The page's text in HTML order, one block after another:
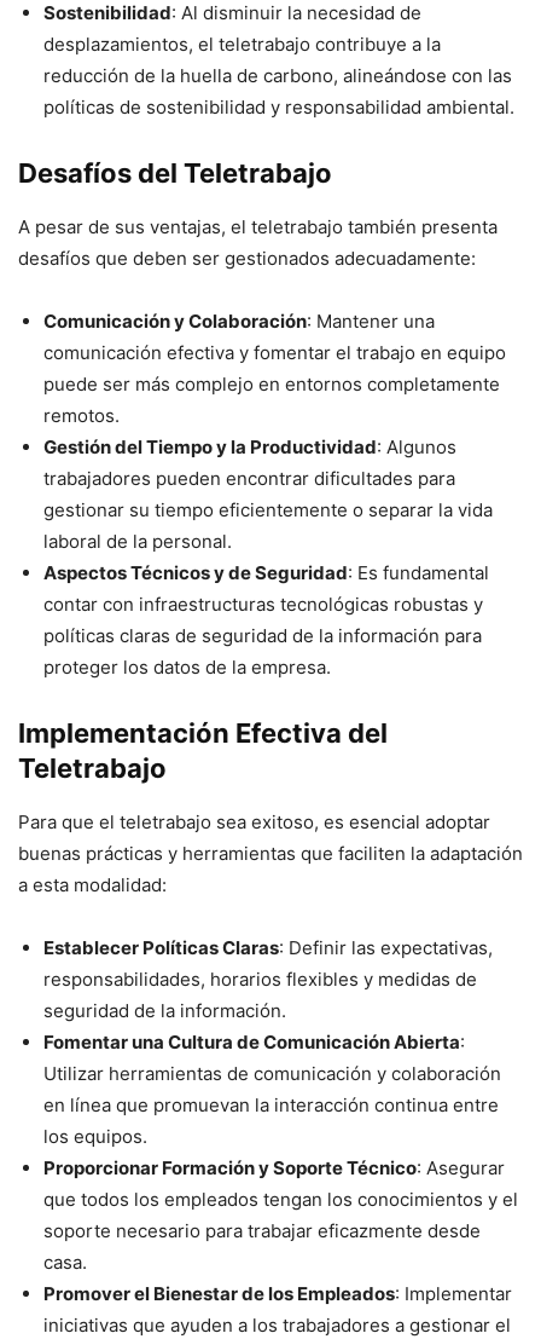
Sostenibilidad: Al disminuir la necesidad de
desplazamientos, el teletrabajo contribuye a la
reducción de la huella de carbono, alineándose con las
políticas de sostenibilidad y responsabilidad ambiental.
Desafíos del Teletrabajo
A pesar de sus ventajas, el teletrabajo también presenta
desafíos que deben ser gestionados adecuadamente:
Comunicación y Colaboración: Mantener una
comunicación efectiva y fomentar el trabajo en equipo
puede ser más complejo en entornos completamente
remotos.
Gestión del Tiempo y la Productividad: Algunos
trabajadores pueden encontrar dificultades para
gestionar su tiempo eficientemente o separar la vida
laboral de la personal.
Aspectos Técnicos y de Seguridad: Es fundamental
contar con infraestructuras tecnológicas robustas y
políticas claras de seguridad de la información para
proteger los datos de la empresa.
Implementación Efectiva del
Teletrabajo
Para que el teletrabajo sea exitoso, es esencial adoptar
buenas prácticas y herramientas que faciliten la adaptación
a esta modalidad:
Establecer Políticas Claras: Definir las expectativas,
responsabilidades, horarios flexibles y medidas de
seguridad de la información.
Fomentar una Cultura de Comunicación Abierta:
Utilizar herramientas de comunicación y colaboración
en línea que promuevan la interacción continua entre
los equipos.
Proporcionar Formación y Soporte Técnico: Asegurar
que todos los empleados tengan los conocimientos y el
soporte necesario para trabajar eficazmente desde
casa.
Promover el Bienestar de los Empleados: Implementar
iniciativas que ayuden a los trabajadores a gestionar el